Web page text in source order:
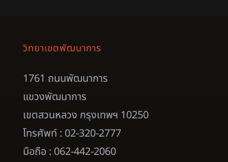
วิทยาเขตพัฒนาการ
1761 ถนนพัฒนาการ
แขวงพัฒนาการ
เขตสวนหลวง กรุงเทพฯ 10250
โทรศัพท์ : 02-320-2777
มือถือ : 062-442-2060